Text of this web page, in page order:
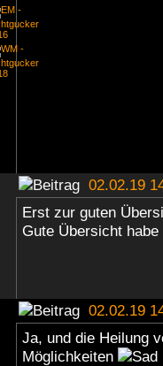
02.02.19
Erst zur guten
Gute Übersicht
02.02.19
Ja, und die Heilung
Möglichkeiten